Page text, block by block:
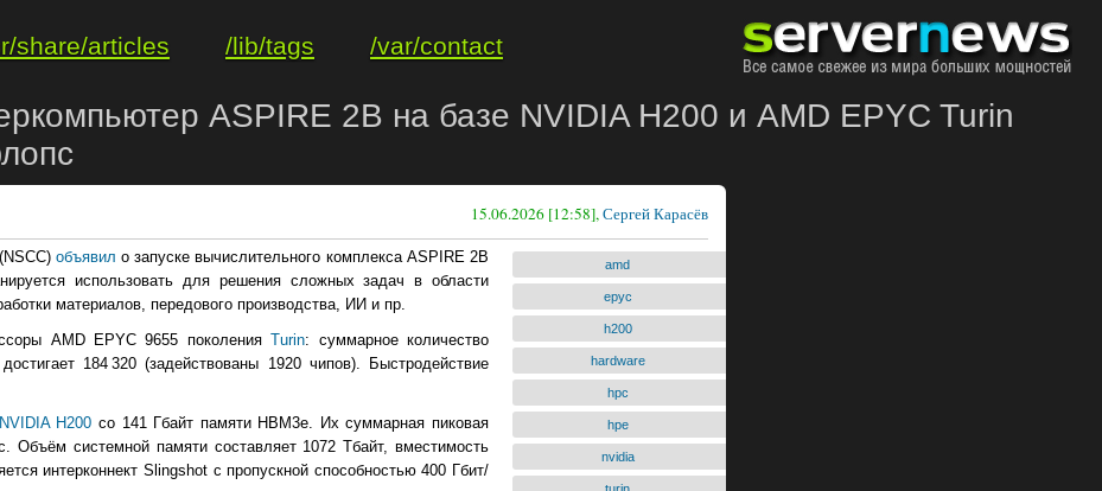
share/articles /lib/tags /var/contact
ASPIRE 2B на базе NVIDIA H200 и AMD EPYC Turin
15.06.2026 [12:58],Сергей Карасёв
amd
epyc
h200
hardware
hpc
hpe
nvidia
объявил о запуске вычислительного комплекса ASPIRE 2B
использовать для решения сложных задач в области
материалов, передового производства, ИИ и пр.
AMD EPYC 9655 поколенияTurin: суммарное количество
184 320 (задействованы 1920 чипов). Быстродействие
NVIDIA H200 со 141 Гбайт памяти HBM3e. Их суммарная пиковая
Объём системной памяти составляет 1072 Тбайт, вместимость
интерконнект Slingshot с пропускной способностью 400 Гбит/